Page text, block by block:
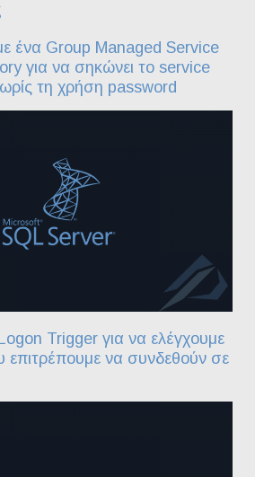
ένα Group Managed Service
για να σηκώνει το service
τη χρήση password
Trigger για να ελέγχουμε
επιτρέπουμε να συνδεθούν σε